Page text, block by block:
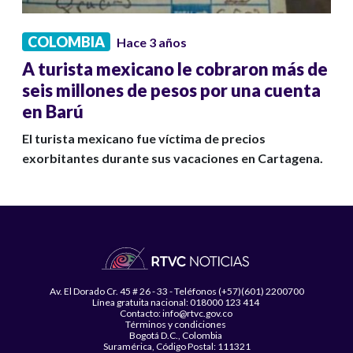
COLOMBIA Hace 3 años
A turista mexicano le cobraron más de
seis millones de pesos por una cuenta
en Barú
El turista mexicano fue víctima de precios
exorbitantes durante sus vacaciones en Cartagena.
Av. El Dorado Cr. 45 # 26 - 33 - Teléfonos (+57)(601) 2200700
Línea gratuita nacional: 018000 123 414
Contacto: info@rtvc.gov.co
Términos y condiciones
Bogotá D.C., Colombia
Suramérica, Código Postal: 111321